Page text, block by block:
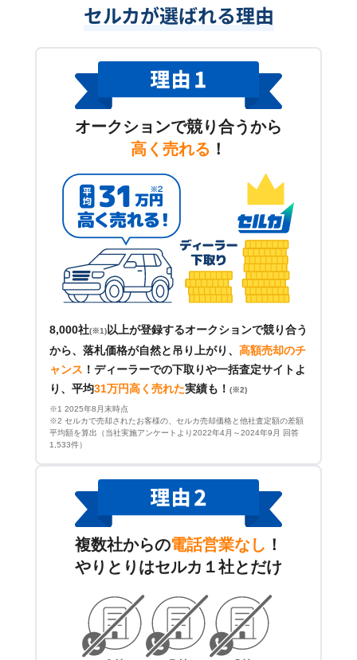
セルカが選ばれる理由
オークションで競り合うから
高く売れる ！
8,000社(※1) 以上が登録するオークションで競り合う
から、落札価格が自然と吊り上がり、 高額売却のチ
ャンス ！ ディーラーでの下取りや一括査定サイトよ
り、平均31万円高く売れた実績も！ (※2)
※1 2025年8月末時点
※2 セルカで売却されたお客様の、セルカ売却価格と他社査定額の差額
平均額を算出（当社実施アンケートより2022年4月～2024年9月 回答
1,533件）
複数社からの電話営業なし ！
やりとりはセルカ１社とだけ